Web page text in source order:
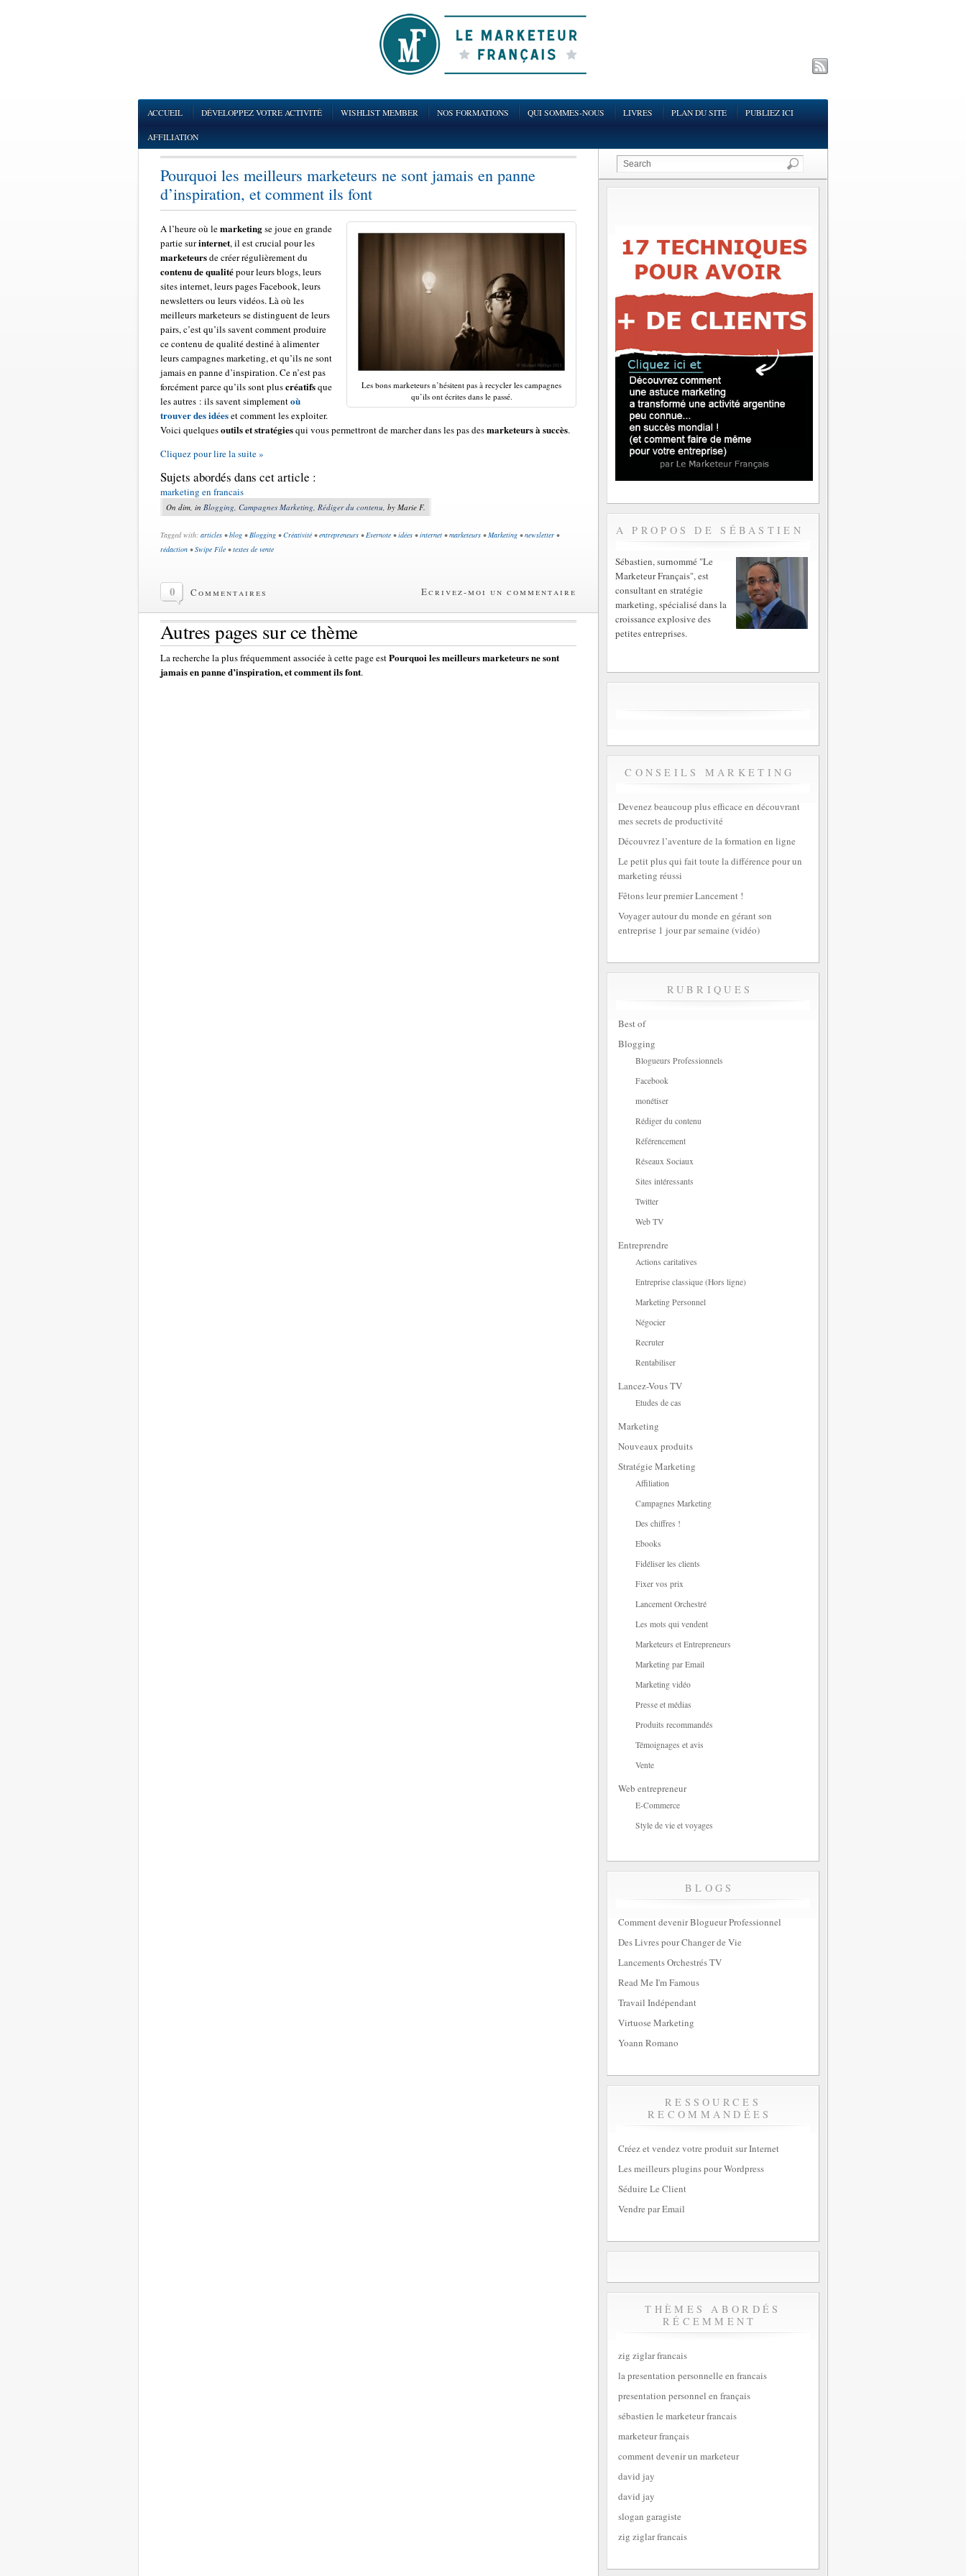
ACCUEIL DÉVELOPPEZ VOTRE ACTIVITÉ WISHLIST MEMBER NOS FORMATIONS QUI SOMMES-NOUS LIVRES PLAN DU SITE PUBLIEZ ICI
AFFILIATION
Pourquoi les meilleurs marketeurs ne sont jamais en panne
d’inspiration, et comment ils font
Les bons marketeurs n’hésitent pas à recycler les campagnes
qu’ils ont écrites dans le passé.
A l’heure où lemarketingse joue en grande
partie surinternet, il est crucial pour les
marketeursde créer régulièrement du
contenu de qualitépour leurs blogs, leurs
sites internet, leurs pages Facebook, leurs
newsletters ou leurs vidéos. Là où les
meilleurs marketeurs se distinguent de leurs
pairs, c’est qu’ils savent comment produire
ce contenu de qualité destiné à alimenter
leurs campagnes marketing, et qu’ils ne sont
jamais en panne d’inspiration. Ce n’est pas
forcément parce qu’ils sont pluscréatifsque
les autres : ils savent simplementoù
trouver des idéeset comment les exploiter.
Voici quelquesoutils et stratégiesqui vous permettront de marcher dans les pas desmarketeurs à succès.
Cliquez pour lire la suite »
Sujets abordés dans cet article :
marketing en francais
On dim, in Blogging, Campagnes Marketing, Rédiger du contenu, by Marie F.
Tagged with: articles •blog •Blogging •Créativité •entrepreneurs •Evernote •idées •internet •marketeurs •Marketing •newsletter •
rédaction •Swipe File •textes de vente
0 Commentaires Ecrivez-moi un commentaire
Autres pages sur ce thème
La recherche la plus fréquemment associée à cette page estPourquoi les meilleurs marketeurs ne sont
jamais en panne d’inspiration, et comment ils font.
A PROPOS DE SÉBASTIEN
Sébastien, surnommé "Le
Marketeur Français", est
consultant en stratégie
marketing, spécialisé dans la
croissance explosive des
petites entreprises.
CONSEILS MARKETING
Devenez beaucoup plus efficace en découvrant
mes secrets de productivité
Découvrez l’aventure de la formation en ligne
Le petit plus qui fait toute la différence pour un
marketing réussi
Fêtons leur premier Lancement !
Voyager autour du monde en gérant son
entreprise 1 jour par semaine (vidéo)
RUBRIQUES
Best of
Blogging
Blogueurs Professionnels
Facebook
monétiser
Rédiger du contenu
Référencement
Réseaux Sociaux
Sites intéressants
Twitter
Web TV
Entreprendre
Actions caritatives
Entreprise classique (Hors ligne)
Marketing Personnel
Négocier
Recruter
Rentabiliser
Lancez-Vous TV
Etudes de cas
Marketing
Nouveaux produits
Stratégie Marketing
Affiliation
Campagnes Marketing
Des chiffres !
Ebooks
Fidéliser les clients
Fixer vos prix
Lancement Orchestré
Les mots qui vendent
Marketeurs et Entrepreneurs
Marketing par Email
Marketing vidéo
Presse et médias
Produits recommandés
Témoignages et avis
Vente
Web entrepreneur
E-Commerce
Style de vie et voyages
BLOGS
Comment devenir Blogueur Professionnel
Des Livres pour Changer de Vie
Lancements Orchestrés TV
Read Me I'm Famous
Travail Indépendant
Virtuose Marketing
Yoann Romano
RESSOURCES
RECOMMANDÉES
Créez et vendez votre produit sur Internet
Les meilleurs plugins pour Wordpress
Séduire Le Client
Vendre par Email
THÈMES ABORDÉS
RÉCEMMENT
zig ziglar francais
la presentation personnelle en francais
presentation personnel en français
sébastien le marketeur francais
marketeur français
comment devenir un marketeur
david jay
david jay
slogan garagiste
zig ziglar francais